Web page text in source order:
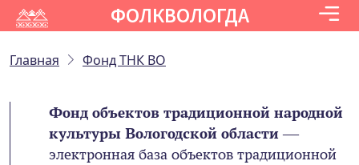
ФОЛКВОЛОГДА
Главная Фонд ТНК ВО
Фонд объектов традиционной народной
культуры Вологодской области—
электронная база объектов традиционной